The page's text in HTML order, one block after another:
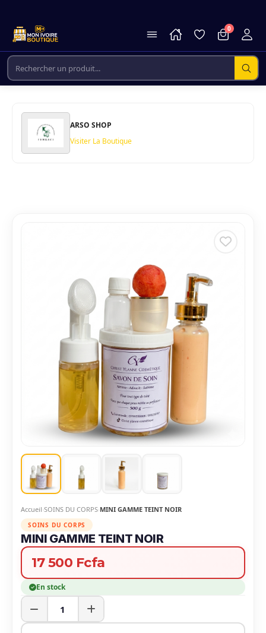
0
ARSO SHOP
Visiter La Boutique
Accueil SOINS DU CORPS MINI GAMME TEINT NOIR
SOINS DU CORPS
MINI GAMME TEINT NOIR
17 500 Fcfa
En stock